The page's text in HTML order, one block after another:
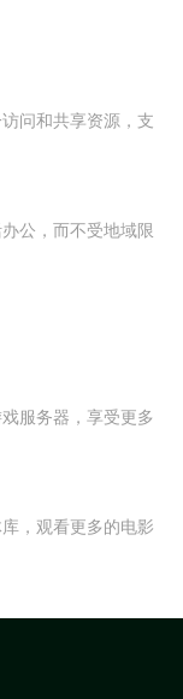
问和共享资源，支
公，而不受地域限
服务器，享受更多
，观看更多的电影